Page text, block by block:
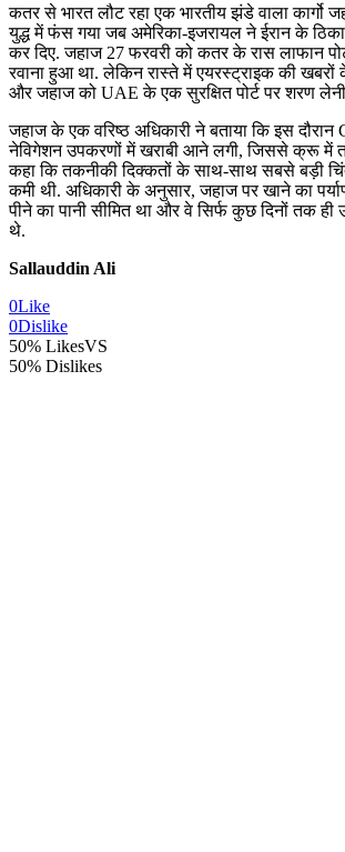
कतर से भारत लौट रहा एक भारतीय झंडे वाला
युद्ध में फंस गया जब अमेरिका-इजरायल ने ईरान के
कर दिए. जहाज 27 फरवरी को कतर के रास लाफान
रवाना हुआ था. लेकिन रास्ते में एयरस्ट्राइक की खबरों
और जहाज को UAE के एक सुरक्षित पोर्ट पर शरण
जहाज के एक वरिष्ठ अधिकारी ने बताया कि इस
नेविगेशन उपकरणों में खराबी आने लगी, जिससे क्रू में
कहा कि तकनीकी दिक्कतों के साथ-साथ सबसे बड़ी
कमी थी. अधिकारी के अनुसार, जहाज पर खाने का
पीने का पानी सीमित था और वे सिर्फ कुछ दिनों तक
थे.
Sallauddin Ali
0Like
0Dislike
50% LikesVS
50% Dislikes